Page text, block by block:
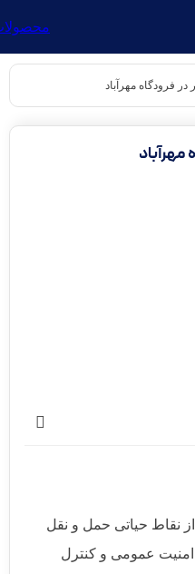
فرودگاه مهرآباد
از نقاط حیاتی حمل و نقل
امنیت عمومی و کنترل